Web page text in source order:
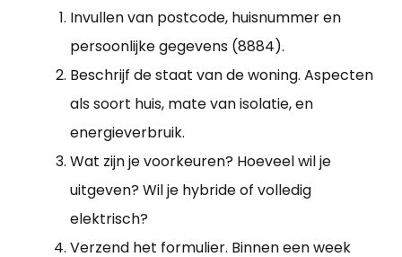
Invullen van postcode, huisnummer en
persoonlijke gegevens (8884).
Beschrijf de staat van de woning. Aspecten
als soort huis, mate van isolatie, en
energieverbruik.
Wat zijn je voorkeuren? Hoeveel wil je
uitgeven? Wil je hybride of volledig
elektrisch?
Verzend het formulier. Binnen een week